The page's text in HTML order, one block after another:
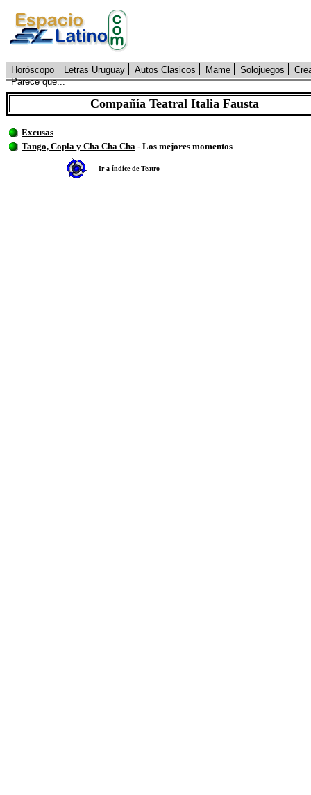
Horóscopo Letras Uruguay Autos Clasicos Mame Solojuegos
Parece que...
Compañía Teatral Italia Fausta
Excusas
Tango, Copla y Cha Cha Cha - Los mejores momentos
Ir a índice de Teatro